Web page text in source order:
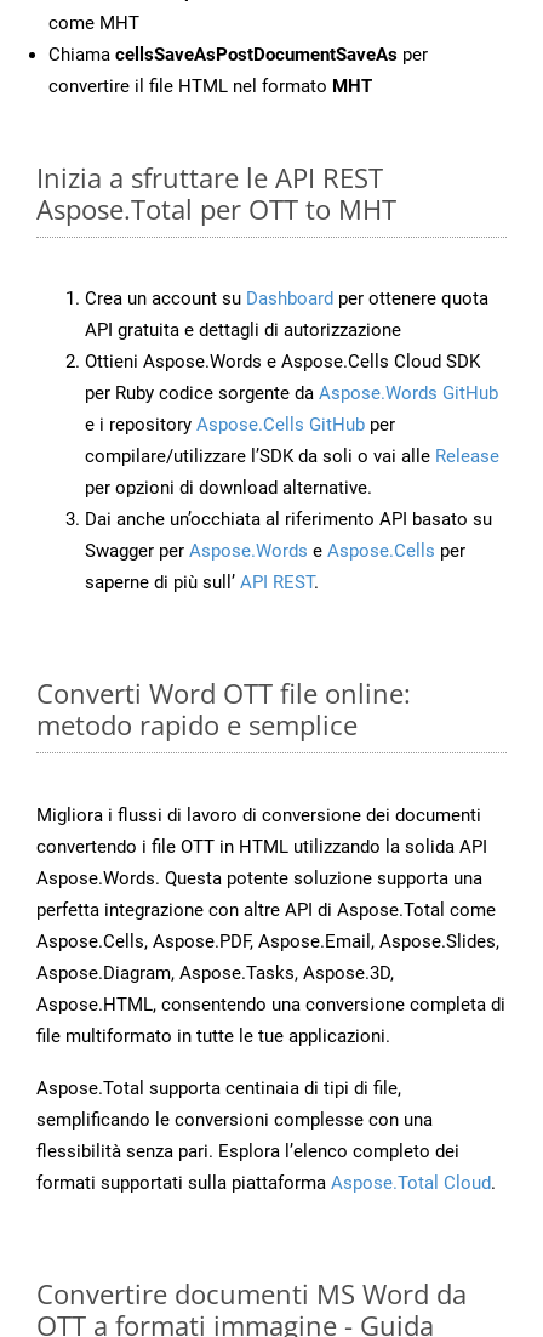
come MHT
Chiama cellsSaveAsPostDocumentSaveAs per
convertire il file HTML nel formato MHT
Inizia a sfruttare le API REST
Aspose.Total per OTT to MHT
Crea un account su Dashboard per ottenere quota
API gratuita e dettagli di autorizzazione
Ottieni Aspose.Words e Aspose.Cells Cloud SDK
per Ruby codice sorgente da Aspose.Words GitHub
e i repository Aspose.Cells GitHub per
compilare/utilizzare l’SDK da soli o vai alle Release
per opzioni di download alternative.
Dai anche un’occhiata al riferimento API basato su
Swagger per Aspose.Words e Aspose.Cells per
saperne di più sull’ API REST.
Converti Word OTT file online:
metodo rapido e semplice
Migliora i flussi di lavoro di conversione dei documenti
convertendo i file OTT in HTML utilizzando la solida API
Aspose.Words. Questa potente soluzione supporta una
perfetta integrazione con altre API di Aspose.Total come
Aspose.Cells, Aspose.PDF, Aspose.Email, Aspose.Slides,
Aspose.Diagram, Aspose.Tasks, Aspose.3D,
Aspose.HTML, consentendo una conversione completa di
file multiformato in tutte le tue applicazioni.
Aspose.Total supporta centinaia di tipi di file,
semplificando le conversioni complesse con una
flessibilità senza pari. Esplora l’elenco completo dei
formati supportati sulla piattaforma Aspose.Total Cloud.
Convertire documenti MS Word da
OTT a formati immagine - Guida